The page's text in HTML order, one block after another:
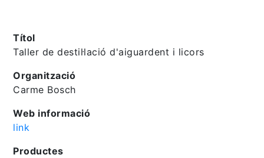
Títol
Taller de destil·lació d'aiguardent i licors
Organització
Carme Bosch
Web informació
link
Productes